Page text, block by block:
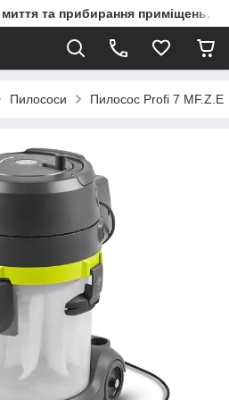
миття та прибирання приміщень,
Пилососи Пилосос Profi 7 MF.Z.E